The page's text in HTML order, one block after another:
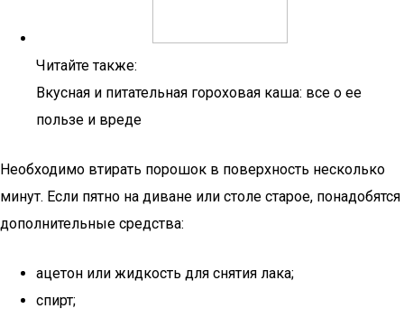
Читайте также:
Вкусная и питательная гороховая каша: все о ее
пользе и вреде
Необходимо втирать порошок в поверхность несколько
минут. Если пятно на диване или столе старое, понадобятся
дополнительные средства:
ацетон или жидкость для снятия лака;
спирт;